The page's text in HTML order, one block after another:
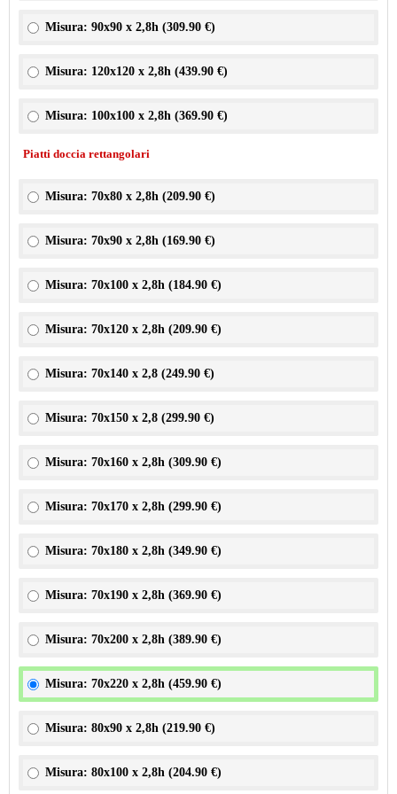
Misura: 90x90 x 2,8h (309.90 €)
Misura: 120x120 x 2,8h (439.90 €)
Misura: 100x100 x 2,8h (369.90 €)
Piatti doccia rettangolari
Misura: 70x80 x 2,8h (209.90 €)
Misura: 70x90 x 2,8h (169.90 €)
Misura: 70x100 x 2,8h (184.90 €)
Misura: 70x120 x 2,8h (209.90 €)
Misura: 70x140 x 2,8 (249.90 €)
Misura: 70x150 x 2,8 (299.90 €)
Misura: 70x160 x 2,8h (309.90 €)
Misura: 70x170 x 2,8h (299.90 €)
Misura: 70x180 x 2,8h (349.90 €)
Misura: 70x190 x 2,8h (369.90 €)
Misura: 70x200 x 2,8h (389.90 €)
Misura: 70x220 x 2,8h (459.90 €)
Misura: 80x90 x 2,8h (219.90 €)
Misura: 80x100 x 2,8h (204.90 €)